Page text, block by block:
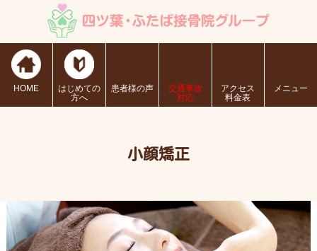
HOME
はじめての
方へ
患者様の声
交通事故
対応
アクセス
料金表
メニュー
小顔矯正